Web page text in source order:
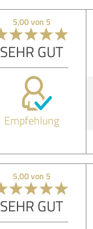
5,00 von 5
SEHR GUT
Empfehlung
5,00 von 5
SEHR GUT